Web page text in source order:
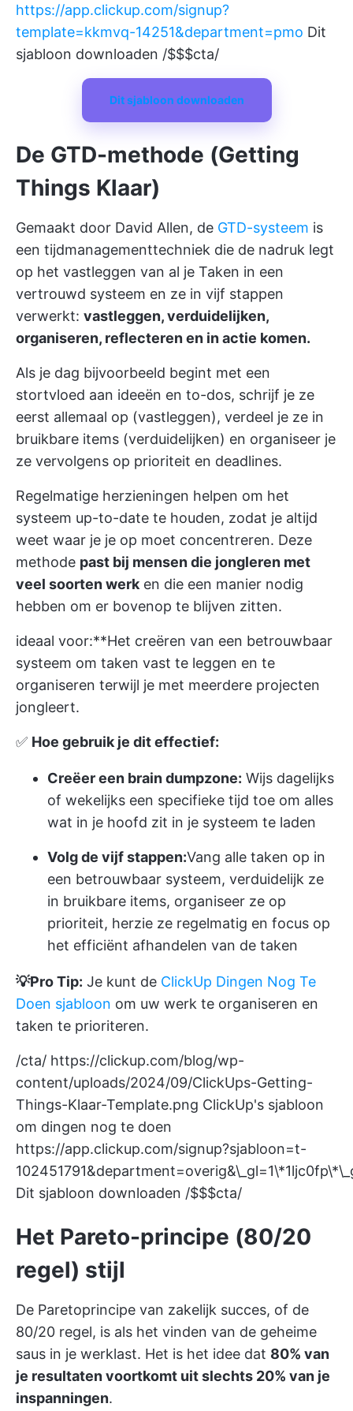
https://app.clickup.com/signup?
template=kkmvq-14251&department=pmo Dit
sjabloon downloaden /$$$cta/
Dit sjabloon downloaden
De GTD-methode (Getting
Things Klaar)
Gemaakt door David Allen, de GTD-systeem is
een tijdmanagementtechniek die de nadruk legt
op het vastleggen van al je Taken in een
vertrouwd systeem en ze in vijf stappen
verwerkt: vastleggen, verduidelijken,
organiseren, reflecteren en in actie komen.
Als je dag bijvoorbeeld begint met een
stortvloed aan ideeën en to-dos, schrijf je ze
eerst allemaal op (vastleggen), verdeel je ze in
bruikbare items (verduidelijken) en organiseer je
ze vervolgens op prioriteit en deadlines.
Regelmatige herzieningen helpen om het
systeem up-to-date te houden, zodat je altijd
weet waar je je op moet concentreren. Deze
methode past bij mensen die jongleren met
veel soorten werk en die een manier nodig
hebben om er bovenop te blijven zitten.
ideaal voor:**Het creëren van een betrouwbaar
systeem om taken vast te leggen en te
organiseren terwijl je met meerdere projecten
jongleert.
✅ Hoe gebruik je dit effectief:
Creëer een brain dumpzone: Wijs dagelijks
of wekelijks een specifieke tijd toe om alles
wat in je hoofd zit in je systeem te laden
Volg de vijf stappen:Vang alle taken op in
een betrouwbaar systeem, verduidelijk ze
in bruikbare items, organiseer ze op
prioriteit, herzie ze regelmatig en focus op
het efficiënt afhandelen van de taken
💡Pro Tip: Je kunt de ClickUp Dingen Nog Te
Doen sjabloon om uw werk te organiseren en
taken te prioriteren.
/cta/ https://clickup.com/blog/wp-
content/uploads/2024/09/ClickUps-Getting-
Things-Klaar-Template.png ClickUp's sjabloon
om dingen nog te doen
https://app.clickup.com/signup?sjabloon=t-
Dit sjabloon downloaden /$$$cta/
Het Pareto-principe (80/20
regel) stijl
De Paretoprincipe van zakelijk succes, of de
80/20 regel, is als het vinden van de geheime
saus in je werklast. Het is het idee dat 80% van
je resultaten voortkomt uit slechts 20% van je
inspanningen.